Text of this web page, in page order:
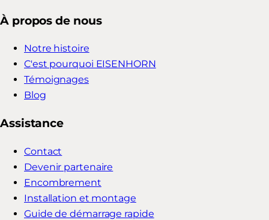
À propos de nous
Notre histoire
C'est pourquoi EISENHORN
Témoignages
Blog
Assistance
Contact
Devenir partenaire
Encombrement
Installation et montage
Guide de démarrage rapide